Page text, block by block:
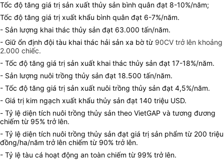
Tốc độ tăng giá trị sản xuất thủy sản bình quân đạt 8-10%/năm;
Tốc độ tăng giá trị xuất khẩu bình quân đạt 6-7%/năm.
- Sản lượng khai thác thủy sản đạt 63.000 tấn/năm.
- Giữ ổn định đội tàu khai thác hải sản xa bờ từ 90CV trở lên khoảng
2.000 chiếc.
- Tốc độ tăng giá trị sản xuất khai thác thủy sản đạt 17-18%/năm.
- Sản lượng nuôi trồng thủy sản đạt 18.500 tấn/năm.
- Tốc độ tăng giá trị sản xuất nuôi trồng thủy sản đạt 4,5%/năm.
- Giá trị kim ngạch xuất khẩu thủy sản đạt 140 triệu USD.
- Tỷ lệ diện tích nuôi trồng thủy sản theo VietGAP và tương đương
chiếm từ 95% trở lên.
- Tỷ lệ diện tích nuôi trồng thủy sản đạt giá trị sản phẩm từ 200 triệu
đồng/ha/năm trở lên chiếm từ 90% trở lên.
- Tỷ lệ tàu cá hoạt động an toàn chiếm từ 99% trở lên.